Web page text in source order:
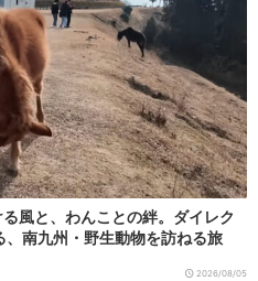
風と、わんことの絆。ダイレク
、南九州・野生動物を訪ねる旅
2026/08/05